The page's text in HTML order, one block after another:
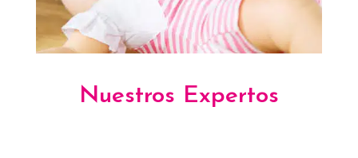
Nuestros Expertos